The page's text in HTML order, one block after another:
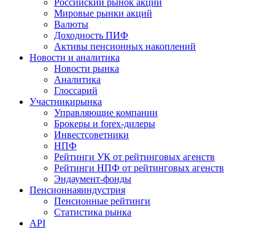
Мировые рынки акций
Валюты
Доходность ПИФ
Активы пенсионных накоплений
Новости и аналитика
Новости рынка
Аналитика
Глоссарий
Участникирынка
Управляющие компании
Брокеры и forex-дилеры
Инвестсоветники
НПФ
Рейтинги УК от рейтинговых агенств
Рейтинги НПФ от рейтинговых агенств
Эндаумент-фонды
Пенсионнаяиндустрия
Пенсионные рейтинги
Статистика рынка
API